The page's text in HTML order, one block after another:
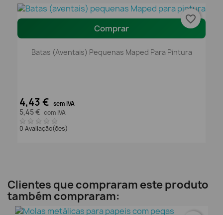
Comprar
Batas (aventais) Pequenas Maped Para Pintura
4,43 € sem IVA
5,45 € com IVA
0 Avaliação(ões)
favorite_border
Clientes que compraram este produto
também compraram: